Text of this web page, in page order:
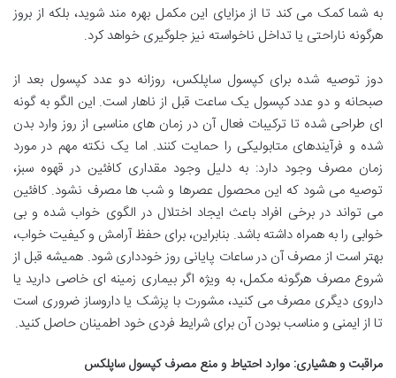
به شما کمک می کند تا از مزایای این مکمل بهره مند شوید، بلکه از بروز
هرگونه ناراحتی یا تداخل ناخواسته نیز جلوگیری خواهد کرد.
دوز توصیه شده برای کپسول ساپلکس، روزانه دو عدد کپسول بعد از
صبحانه و دو عدد کپسول یک ساعت قبل از ناهار است. این الگو به گونه
ای طراحی شده تا ترکیبات فعال آن در زمان های مناسبی از روز وارد بدن
شده و فرآیندهای متابولیکی را حمایت کنند. اما یک نکته مهم در مورد
زمان مصرف وجود دارد: به دلیل وجود مقداری کافئین در قهوه سبز،
توصیه می شود که این محصول عصرها و شب ها مصرف نشود. کافئین
می تواند در برخی افراد باعث ایجاد اختلال در الگوی خواب شده و بی
خوابی را به همراه داشته باشد. بنابراین، برای حفظ آرامش و کیفیت خواب،
بهتر است از مصرف آن در ساعات پایانی روز خودداری شود. همیشه قبل از
شروع مصرف هرگونه مکمل، به ویژه اگر بیماری زمینه ای خاصی دارید یا
داروی دیگری مصرف می کنید، مشورت با پزشک یا داروساز ضروری است
تا از ایمنی و مناسب بودن آن برای شرایط فردی خود اطمینان حاصل کنید.
مراقبت و هشیاری: موارد احتیاط و منع مصرف کپسول ساپلکس